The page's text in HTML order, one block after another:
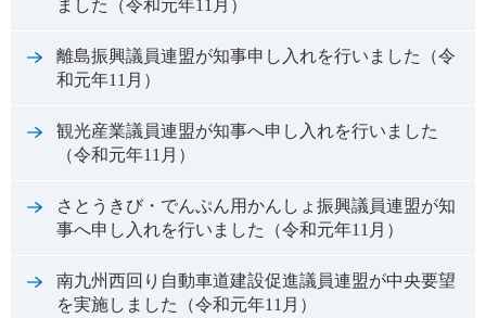
ました（令和元年11月）
離島振興議員連盟が知事申し入れを行いました（令
和元年11月）
観光産業議員連盟が知事へ申し入れを行いました
（令和元年11月）
さとうきび・でんぷん用かんしょ振興議員連盟が知
事へ申し入れを行いました（令和元年11月）
南九州西回り自動車道建設促進議員連盟が中央要望
を実施しました（令和元年11月）